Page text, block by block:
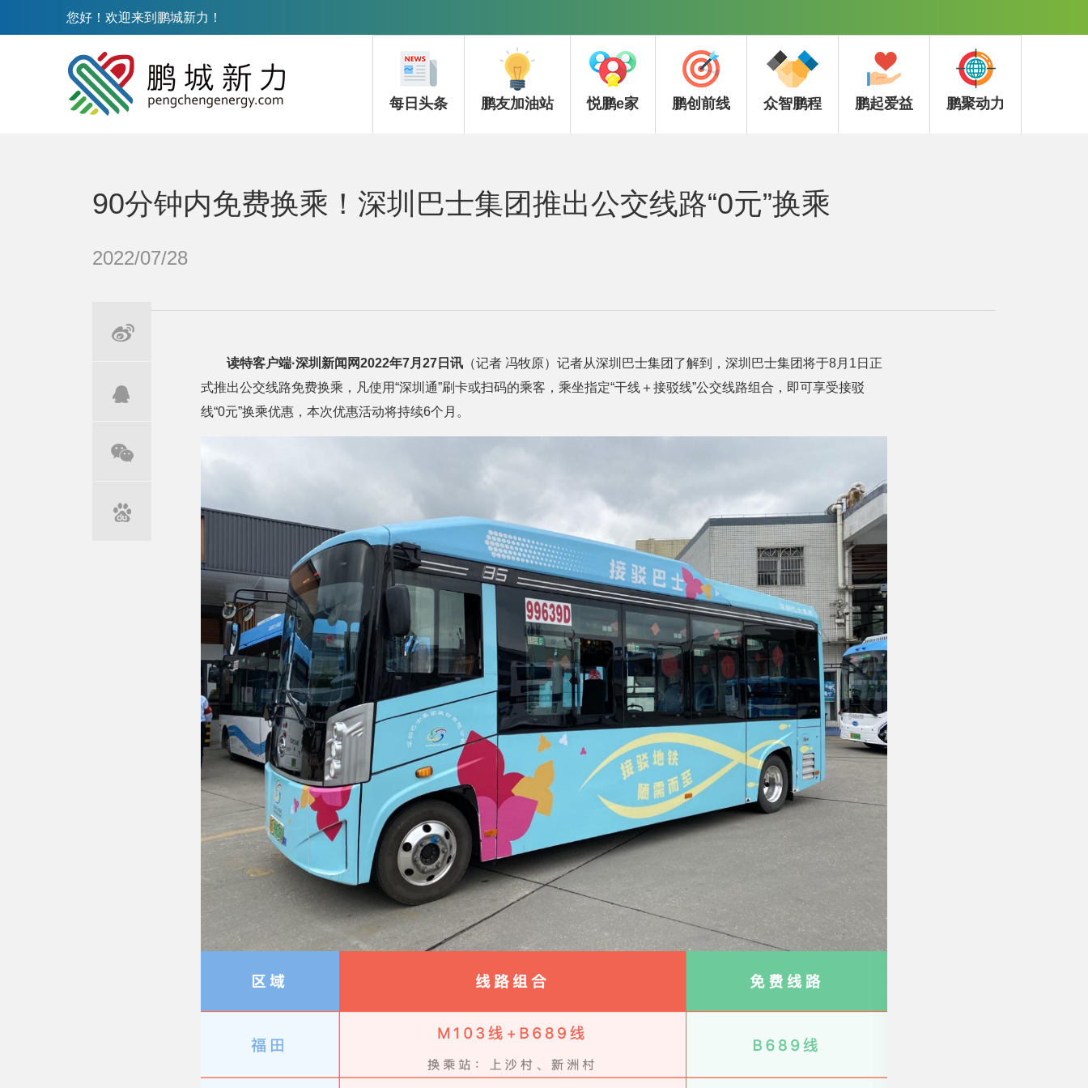
您好！欢迎来到鹏城新力！
每日头条 鹏友加油站 悦鹏e家 鹏创前线 众智鹏程 鹏起爱益 鹏聚动力
90分钟内免费换乘！深圳巴士集团推出公交线路“0元”换乘
2022/07/28
读特客户端·深圳新闻网2022年7月27日讯（记者 冯牧原）记者从深圳巴士集团了解到，深圳巴士集团将于8月1日正
式推出公交线路免费换乘，凡使用“深圳通”刷卡或扫码的乘客，乘坐指定“干线＋接驳线”公交线路组合，即可享受接驳
线“0元”换乘优惠，本次优惠活动将持续6个月。